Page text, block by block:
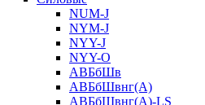
NUM-J
NYM-J
NYY-J
NYY-O
АВБбШв
АВБбШвнг(А)
АВБбШвнг(А)-LS